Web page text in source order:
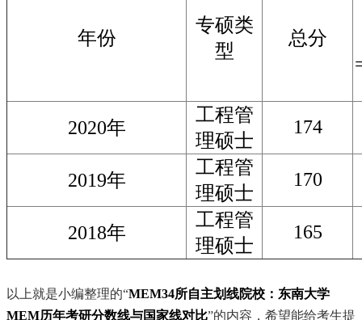
年份
专硕类
型
总分
2020年
工程管
理硕士
174
2019年
工程管
理硕士
170
2018年
工程管
理硕士
165
以上就是小编整理的“MEM34所自主划线院校：东南大学
MEM历年考研分数线与国家线对比”的内容，希望能给考生提